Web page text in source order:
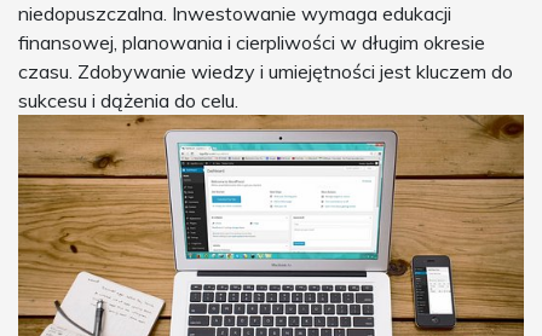
niedopuszczalna. Inwestowanie wymaga edukacji
finansowej, planowania i cierpliwości w długim okresie
czasu. Zdobywanie wiedzy i umiejętności jest kluczem do
sukcesu i dążenia do celu.